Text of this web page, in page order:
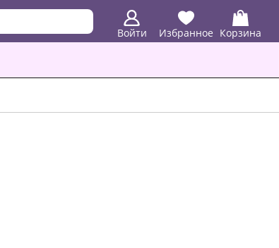
Войти Избранное Корзина